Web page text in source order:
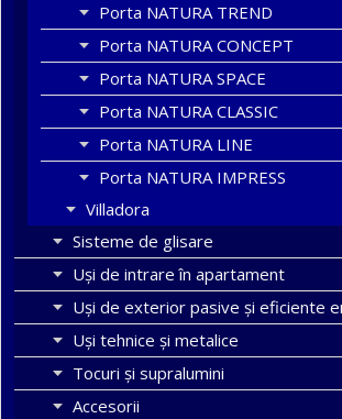
Porta NATURA TREND
Porta NATURA CONCEPT
Porta NATURA SPACE
Porta NATURA CLASSIC
Porta NATURA LINE
Porta NATURA IMPRESS
Villadora
Sisteme de glisare
Uși de intrare în apartament
Uşi de exterior pasive şi eficiente
Uși tehnice și metalice
Tocuri şi supralumini
Accesorii